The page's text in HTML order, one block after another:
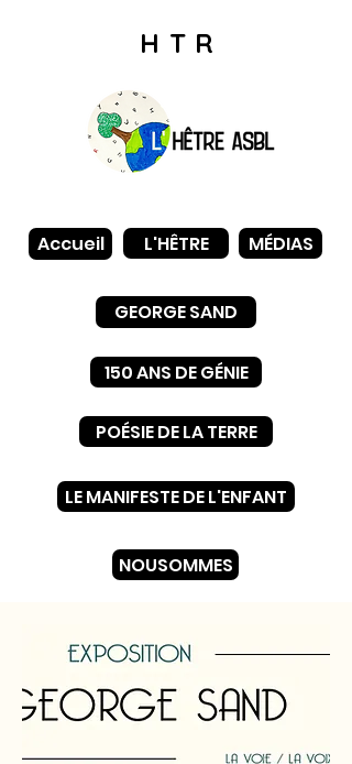
HTR
Accueil L'HÊTRE
POÉSIE DE LA TERRE
NOUSOMMES
LE MANIFESTE DE L'ENFANT
MÉDIAS
150 ANS DE GÉNIE
GEORGE SAND